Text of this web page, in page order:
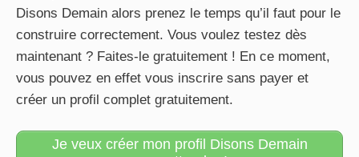
Disons Demain alors prenez le temps qu’il faut pour le
construire correctement. Vous voulez testez dès
maintenant ? Faites-le gratuitement ! En ce moment,
vous pouvez en effet vous inscrire sans payer et
créer un profil complet gratuitement.
Je veux créer mon profil Disons Demain